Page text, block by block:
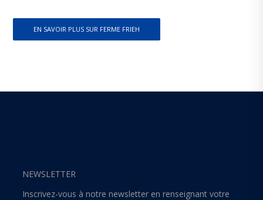
EN SAVOIR PLUS SUR FERME FRIEH
NEWSLETTER
Inscrivez-vous à notre newsletter en renseignant votre